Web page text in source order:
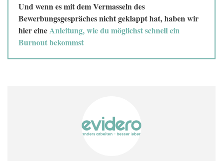
Und wenn es mit dem Vermasseln des
Bewerbungsgespräches nicht geklappt hat, haben wir
hier eineAnleitung, wie du möglichst schnell ein
Burnout bekommst